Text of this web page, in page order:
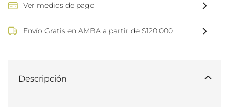
Ver medios de pago
Envío Gratis en AMBA a partir de $120.000
Descripción